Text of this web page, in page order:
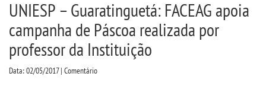
CPA
CPSA
UNIESP – Guaratinguetá: FACEAG apoia
campanha de Páscoa realizada por
professor da Instituição
Data: 02/05/2017 | Comentário